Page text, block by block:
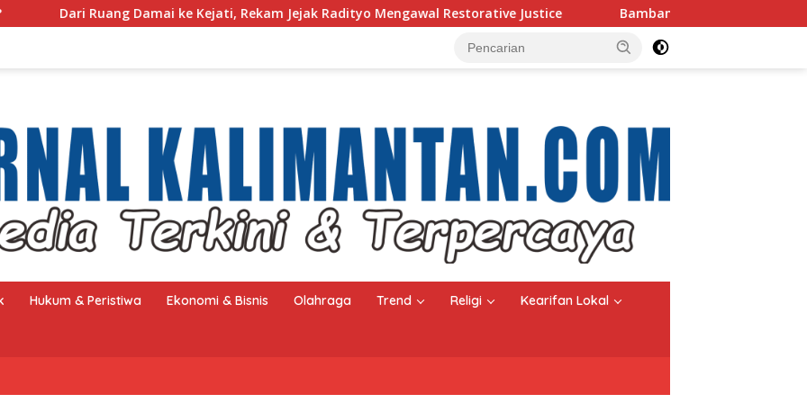
Ruang Damai ke Kejati, Rekam Jejak Radityo Mengawal Restorative Justice Bambang Heri Purnama Ingatkan Warga
Hukum & Peristiwa Ekonomi & Bisnis Olahraga Trend Religi Kearifan Lokal